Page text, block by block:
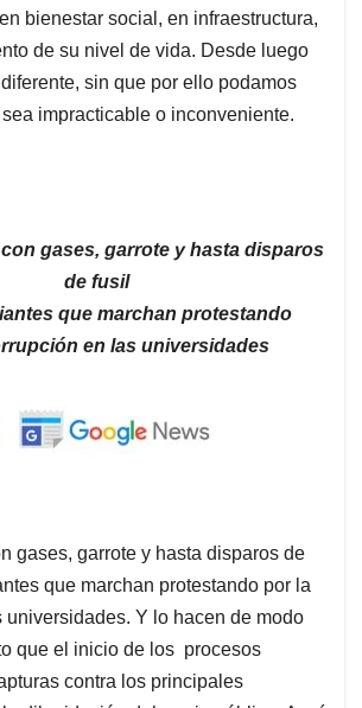
bienestar social, en infraestructura,
de su nivel de vida. Desde luego
sin que por ello podamos
impracticable o inconveniente.
gases, garrote y hasta disparos
de fusil
que marchan protestando
en las universidades
gases, garrote y hasta disparos de
que marchan protestando por la
universidades. Y lo hacen de modo
que el inicio de los procesos
contra los principales